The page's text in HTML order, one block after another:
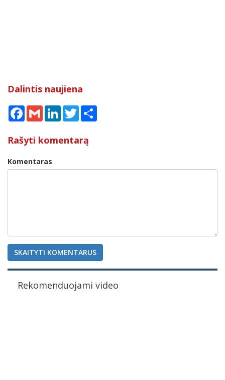
Dalintis naujiena
Facebook
Gmail LinkedInTwitter
Rašyti komentarą
Komentaras
SKAITYTI KOMENTARUS
Rekomenduojami video